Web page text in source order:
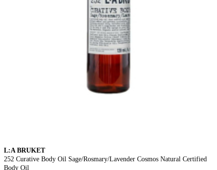
L:A BRUKET
252 Curative Body Oil Sage/Rosmary/Lavender Cosmos Natural Certified
Body Oil